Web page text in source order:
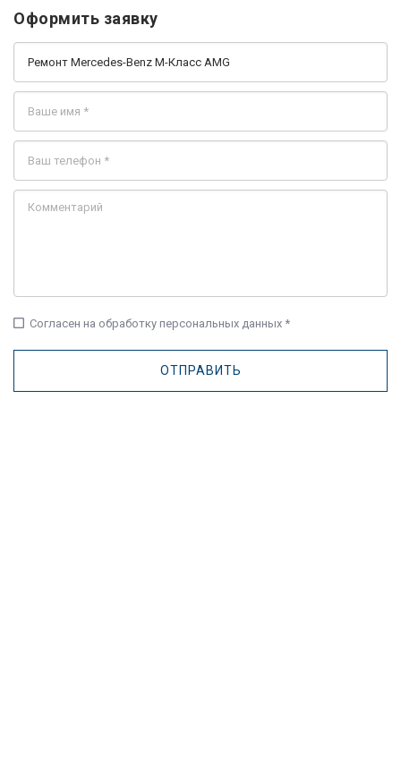
Оформить заявку
check_box_outline_blank Согласен на обработку персональных данных *